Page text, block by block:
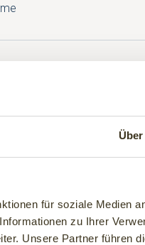
für soziale Medien
zu Ihrer
Unsere Partner führen